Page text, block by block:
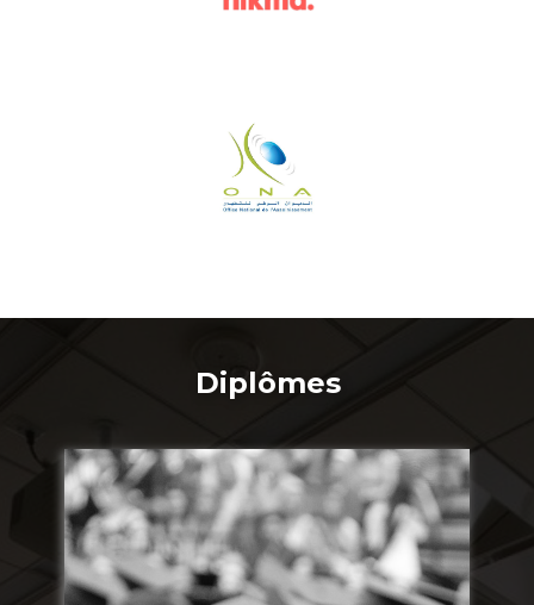
Diplômes